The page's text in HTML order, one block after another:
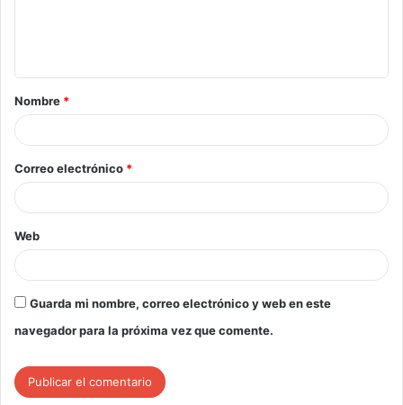
Nombre *
Correo electrónico *
Web
Guarda mi nombre, correo electrónico y web en este
navegador para la próxima vez que comente.